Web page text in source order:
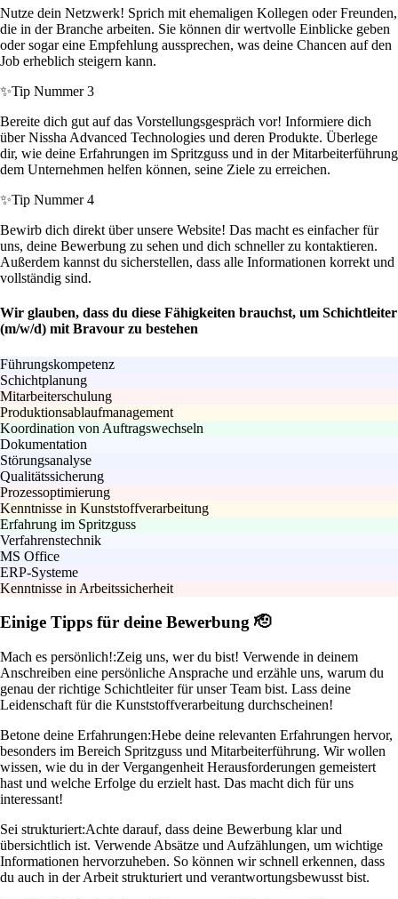
Nutze dein Netzwerk! Sprich mit ehemaligen Kollegen oder Freunden,
die in der Branche arbeiten. Sie können dir wertvolle Einblicke geben
oder sogar eine Empfehlung aussprechen, was deine Chancen auf den
Job erheblich steigern kann.
✨Tip Nummer 3
Bereite dich gut auf das Vorstellungsgespräch vor! Informiere dich
über Nissha Advanced Technologies und deren Produkte. Überlege
dir, wie deine Erfahrungen im Spritzguss und in der Mitarbeiterführung
dem Unternehmen helfen können, seine Ziele zu erreichen.
✨Tip Nummer 4
Bewirb dich direkt über unsere Website! Das macht es einfacher für
uns, deine Bewerbung zu sehen und dich schneller zu kontaktieren.
Außerdem kannst du sicherstellen, dass alle Informationen korrekt und
vollständig sind.
Wir glauben, dass du diese Fähigkeiten brauchst, um Schichtleiter
(m/w/d) mit Bravour zu bestehen
Führungskompetenz
Schichtplanung
Mitarbeiterschulung
Produktionsablaufmanagement
Koordination von Auftragswechseln
Dokumentation
Störungsanalyse
Qualitätssicherung
Prozessoptimierung
Kenntnisse in Kunststoffverarbeitung
Erfahrung im Spritzguss
Verfahrenstechnik
MS Office
ERP-Systeme
Kenntnisse in Arbeitssicherheit
Einige Tipps für deine Bewerbung 🫡
Mach es persönlich!:Zeig uns, wer du bist! Verwende in deinem
Anschreiben eine persönliche Ansprache und erzähle uns, warum du
genau der richtige Schichtleiter für unser Team bist. Lass deine
Leidenschaft für die Kunststoffverarbeitung durchscheinen!
Betone deine Erfahrungen:Hebe deine relevanten Erfahrungen hervor,
besonders im Bereich Spritzguss und Mitarbeiterführung. Wir wollen
wissen, wie du in der Vergangenheit Herausforderungen gemeistert
hast und welche Erfolge du erzielt hast. Das macht dich für uns
interessant!
Sei strukturiert:Achte darauf, dass deine Bewerbung klar und
übersichtlich ist. Verwende Absätze und Aufzählungen, um wichtige
Informationen hervorzuheben. So können wir schnell erkennen, dass
du auch in der Arbeit strukturiert und verantwortungsbewusst bist.